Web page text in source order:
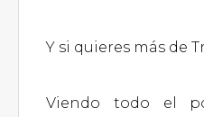
Y si quieres más de
Viendo todo el